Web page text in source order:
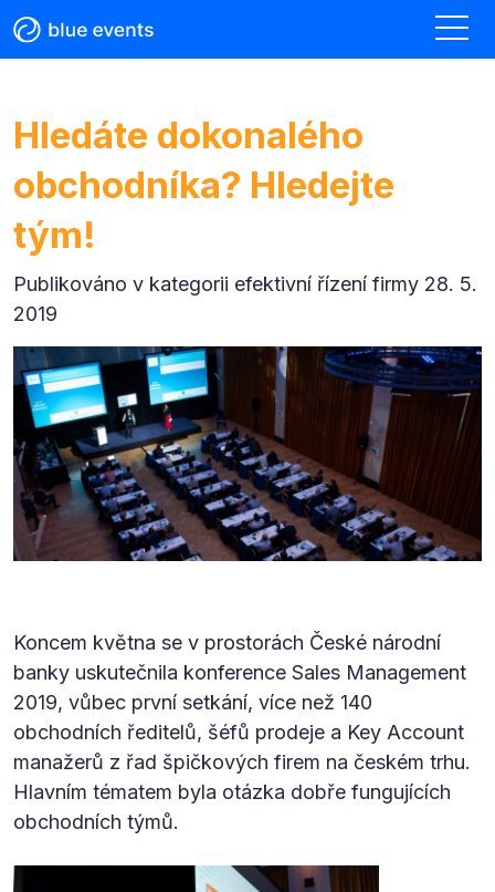
Hledáte dokonalého
obchodníka? Hledejte
tým!
Publikováno v kategorii efektivní řízení firmy 28. 5.
2019
Koncem května se v prostorách České národní
banky uskutečnila konference Sales Management
2019, vůbec první setkání, více než 140
obchodních ředitelů, šéfů prodeje a Key Account
manažerů z řad špičkových firem na českém trhu.
Hlavním tématem byla otázka dobře fungujících
obchodních týmů.